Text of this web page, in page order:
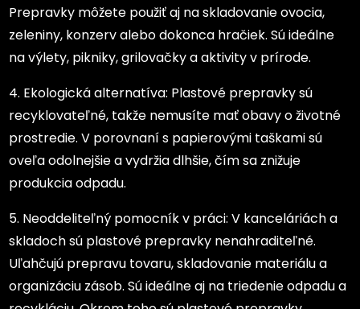
Prepravky môžete použiť aj na skladovanie ovocia,
zeleniny, konzerv alebo dokonca hračiek. Sú ideálne
na výlety, pikniky, grilovačky a aktivity v prírode.
4. Ekologická alternatíva: Plastové prepravky sú
recyklovateľné, takže nemusíte mať obavy o životné
prostredie. V porovnaní s papierovými taškami sú
oveľa odolnejšie a vydržia dlhšie, čím sa znižuje
produkcia odpadu.
5. Neoddeliteľný pomocník v práci: V kanceláriách a
skladoch sú plastové prepravky nenahraditeľné.
Uľahčujú prepravu tovaru, skladovanie materiálu a
organizáciu zásob. Sú ideálne aj na triedenie odpadu a